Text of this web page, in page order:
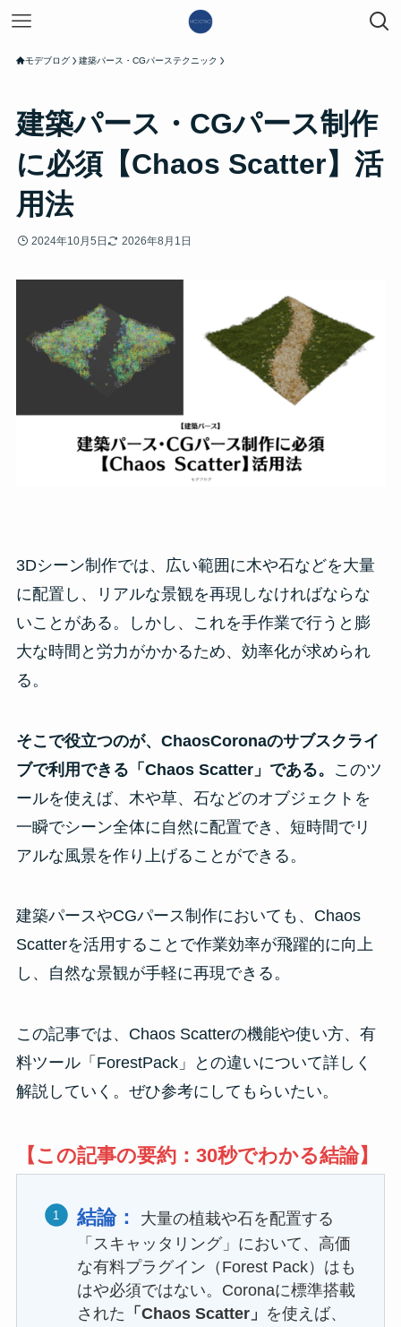
モデブログ 建築パース・CGパーステクニック
建築パース・CGパース制作
に必須【Chaos Scatter】活
用法
2024年10月5日 2026年8月1日
3Dシーン制作では、広い範囲に木や石などを大量
に配置し、リアルな景観を再現しなければならな
いことがある。しかし、これを手作業で行うと膨
大な時間と労力がかかるため、効率化が求められ
る。
そこで役立つのが、ChaosCoronaのサブスクライ
ブで利用できる「Chaos Scatter」である。
このツ
ールを使えば、木や草、石などのオブジェクトを
一瞬でシーン全体に自然に配置でき、短時間でリ
アルな風景を作り上げることができる。
建築パースやCGパース制作においても、Chaos
Scatterを活用することで作業効率が飛躍的に向上
し、自然な景観が手軽に再現できる。
この記事では、Chaos Scatterの機能や使い方、有
料ツール「ForestPack」との違いについて詳しく
解説していく。ぜひ参考にしてもらいたい。
【この記事の要約：30秒でわかる結論】
結論：
大量の植栽や石を配置する
「スキャッタリング」において、高価
な有料プラグイン（Forest Pack）はも
はや必須ではない。Coronaに標準搭載
された 「Chaos Scatter」 を使えば、